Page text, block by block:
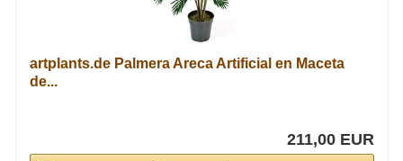
artplants.de Palmera Areca Artificial en Maceta
de...
211,00 EUR